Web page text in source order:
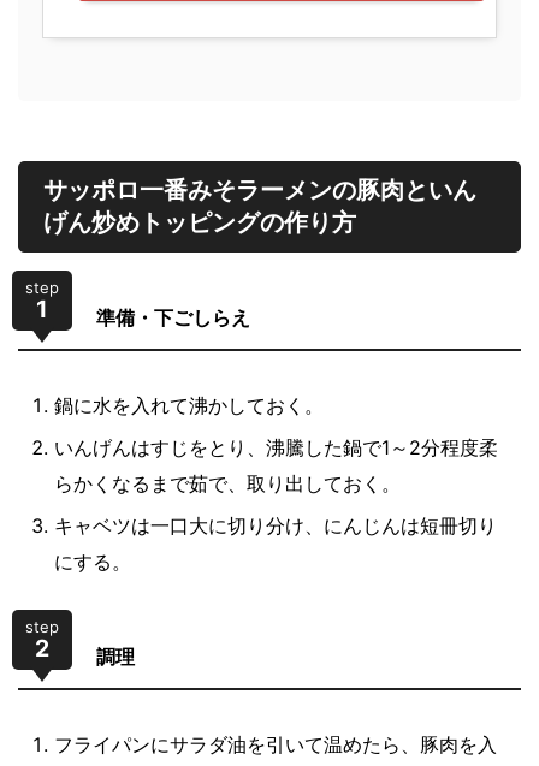
サッポロ一番みそラーメンの豚肉といん
げん炒めトッピングの作り方
step
1 準備・下ごしらえ
鍋に水を入れて沸かしておく。
いんげんはすじをとり、沸騰した鍋で1～2分程度柔
らかくなるまで茹で、取り出しておく。
キャベツは一口大に切り分け、にんじんは短冊切り
にする。
step
2 調理
フライパンにサラダ油を引いて温めたら、豚肉を入